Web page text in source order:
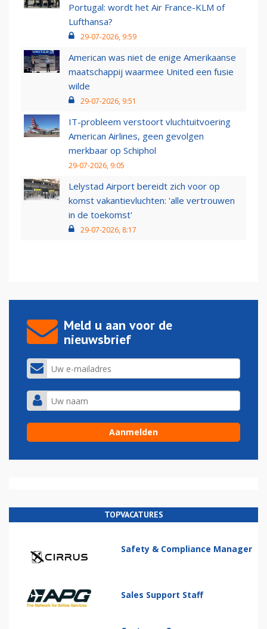
Portugal: wordt het Air France-KLM of
Lufthansa?
29-07-2026, 9:59
American was niet de enige Amerikaanse
maatschappij waarmee United een fusie
wilde
29-07-2026, 9:51
IT-probleem verstoort vluchtuitvoering
American Airlines, geen gevolgen
merkbaar op Schiphol
29-07-2026, 9:05
Lelystad Airport bereidt zich voor op
komst vakantievluchten: 'alle vertrouwen
in de toekomst'
29-07-2026, 8:17
Meld u aan voor de
nieuwsbrief
TOPVACATURES
Safety & Compliance Manager
Sales Support Staff